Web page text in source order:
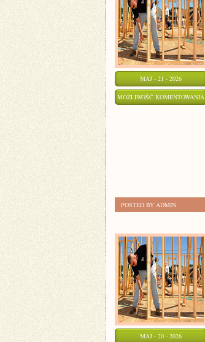
MAJ - 21 - 2026
MOŻLIWOŚĆ KOMENTOWANIA
POSTED BY ADMIN
MAJ - 20 - 2026